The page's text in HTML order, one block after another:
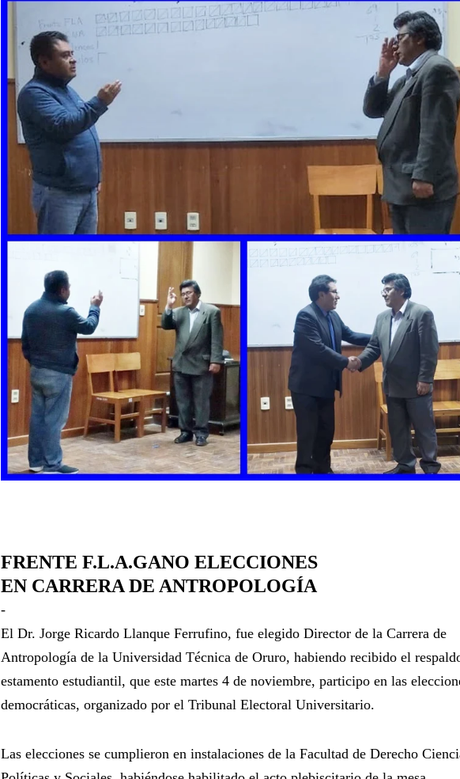
FRENTE F.L.A.GANO ELECCIONES
EN CARRERA DE ANTROPOLOGÍA
-
El Dr. Jorge Ricardo Llanque Ferrufino, fue elegido Director de la Carrera de
Antropología de la Universidad Técnica de Oruro, habiendo recibido el
estamento estudiantil, que este martes 4 de noviembre, participo en las
democráticas, organizado por el Tribunal Electoral Universitario.
Las elecciones se cumplieron en instalaciones de la Facultad de Derecho